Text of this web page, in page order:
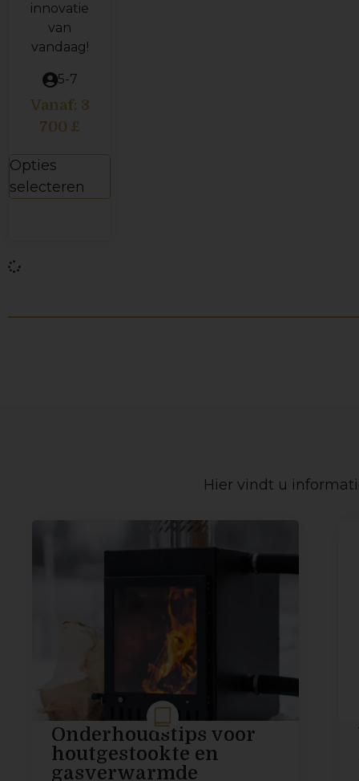
innovatie
van
vandaag!
5-7
Vanaf: 3
700 £
Opties
selecteren
Hier vindt u
Onderhoudstips voor
houtgestookte en
gasverwarmde